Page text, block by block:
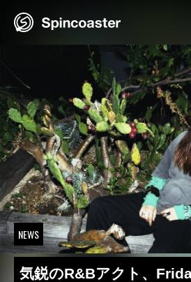
NEWS
気鋭のR&Bアクト、